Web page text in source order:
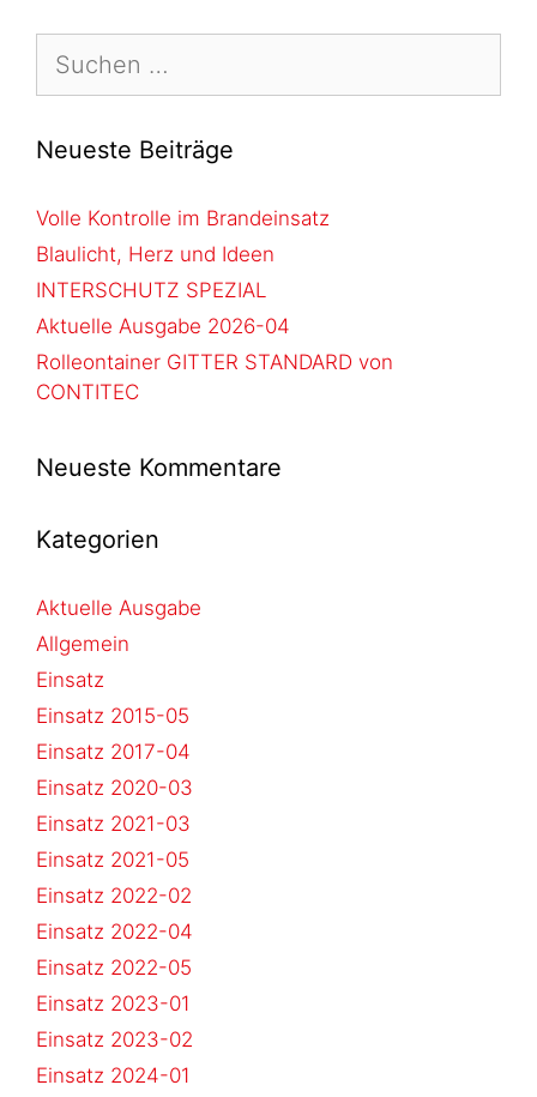
Neueste Beiträge
Volle Kontrolle im Brandeinsatz
Blaulicht, Herz und Ideen
INTERSCHUTZ SPEZIAL
Aktuelle Ausgabe 2026-04
Rolleontainer GITTER STANDARD von
CONTITEC
Neueste Kommentare
Kategorien
Aktuelle Ausgabe
Allgemein
Einsatz
Einsatz 2015-05
Einsatz 2017-04
Einsatz 2020-03
Einsatz 2021-03
Einsatz 2021-05
Einsatz 2022-02
Einsatz 2022-04
Einsatz 2022-05
Einsatz 2023-01
Einsatz 2023-02
Einsatz 2024-01